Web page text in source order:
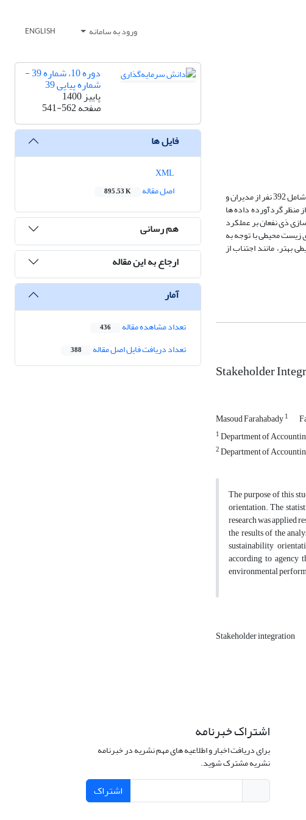
ورود به سامانه ENGLISH
هدف از این مقاله، مطالعه تاثیر یکپارچه سازی ذی نفعان و عملکرد مالی با توجه به نقش میانجی گری جهت گیری پایداری زیست محیطی بوده است. نمونه آماری شامل 392 نفر از مدیران و
گردآورده داده ها
ذی نفعان بر عملکرد
زیست محیطی با توجه به
بهتر، مانند اجتناب از
Stakeholder
Masoud Farahabady1
1Department of
2Department of
The purpose of this
orientation. The
research was applied
the results of the
sustainability
according to agency
environmental
Stakeholder integration
دوره 10، شماره 39 -
شماره پیاپی 39
پاییز 1400
صفحه541-562
فایل ها
اصل مقاله
895.53 K
هم رسانی
ارجاع به این مقاله
آمار
تعداد مشاهده مقاله 436
تعداد دریافت فایل اصل مقاله 388
اشتراک خبرنامه
برای دریافت اخبار و اطلاعیه های مهم نشریه در خبرنامه
نشریه مشترک شوید.
اشتراک